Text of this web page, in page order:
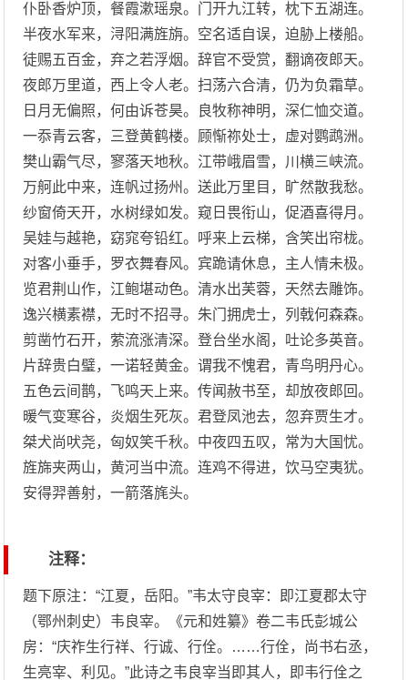
仆卧香炉顶，餐霞漱瑶泉。门开九江转，枕下五湖连。
半夜水军来，浔阳满旌旃。空名适自误，迫胁上楼船。
徒赐五百金，弃之若浮烟。辞官不受赏，翻谪夜郎天。
夜郎万里道，西上令人老。扫荡六合清，仍为负霜草。
日月无偏照，何由诉苍昊。良牧称神明，深仁恤交道。
一忝青云客，三登黄鹤楼。顾惭祢处士，虚对鹦鹉洲。
樊山霸气尽，寥落天地秋。江带峨眉雪，川横三峡流。
万舸此中来，连帆过扬州。送此万里目，旷然散我愁。
纱窗倚天开，水树绿如发。窥日畏衔山，促酒喜得月。
吴娃与越艳，窈窕夸铅红。呼来上云梯，含笑出帘栊。
对客小垂手，罗衣舞春风。宾跪请休息，主人情未极。
览君荆山作，江鲍堪动色。清水出芙蓉，天然去雕饰。
逸兴横素襟，无时不招寻。朱门拥虎士，列戟何森森。
剪凿竹石开，萦流涨清深。登台坐水阁，吐论多英音。
片辞贵白璧，一诺轻黄金。谓我不愧君，青鸟明丹心。
五色云间鹊，飞鸣天上来。传闻赦书至，却放夜郎回。
暖气变寒谷，炎烟生死灰。君登凤池去，忽弃贾生才。
桀犬尚吠尧，匈奴笑千秋。中夜四五叹，常为大国忧。
旌旆夹两山，黄河当中流。连鸡不得进，饮马空夷犹。
安得羿善射，一箭落旄头。
注释：
题下原注：“江夏，岳阳。”韦太守良宰：即江夏郡太守
（鄂州刺史）韦良宰。《元和姓纂》卷二韦氏彭城公
房：“庆祚生行祥、行诚、行佺。……行佺，尚书右丞，
生亮宰、利见。”此诗之韦良宰当即其人，即韦行佺之